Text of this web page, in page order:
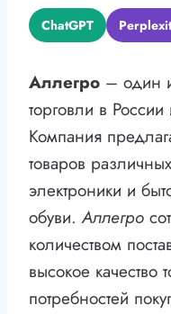
ChatGPT
Аллегро – один
торговли в
Компания
товаров
электроники и
обуви.Аллегро
количеством
высокое качество
потребностей